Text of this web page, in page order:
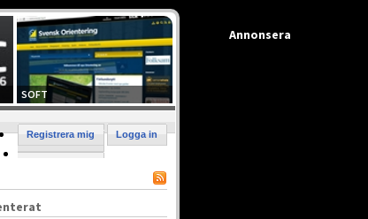
SOFT
Logga in
Registrera mig
Annonsera